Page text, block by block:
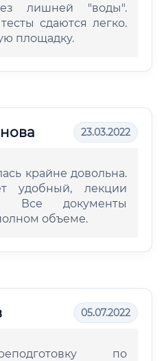
лишней "воды".
сдаются легко.
площадку.
23.03.2022
крайне довольна.
удобный, лекции
Все документы
объеме.
05.07.2022
по